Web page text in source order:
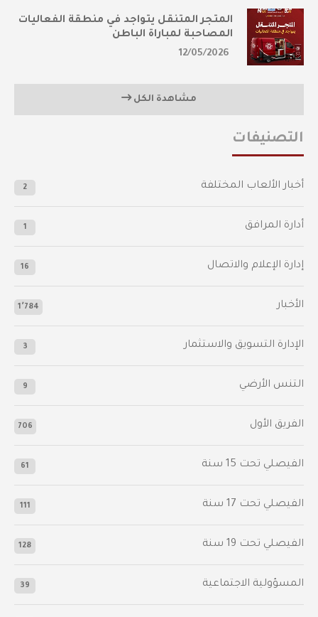
المتجر المتنقل يتواجد في منطقة الفعاليات
المصاحبة لمباراة الباطن
12/05/2026
مشاهدة الكل
التصنيفات
أخبار الألعاب المختلفة 2
أدارة المرافق 1
إدارة الإعلام والاتصال 16
الأخبار 1٬784
الإدارة التسويق والاستثمار 3
التنس الأرضي 9
الفريق الأول 706
الفيصلي‬⁩ تحت 15 سنة 61
‫الفيصلي‬⁩ تحت 17 سنة 111
الفيصلي‬⁩ تحت 19 سنة 128
المسؤولية الاجتماعية 39